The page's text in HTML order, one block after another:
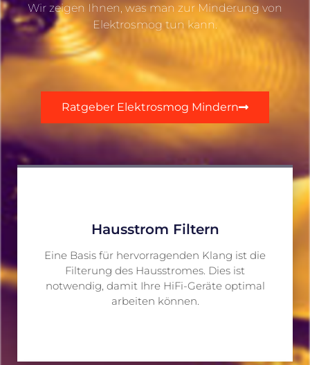
Wir zeigen Ihnen, was man zur Minderung von
Elektrosmog tun kann.
Ratgeber Elektrosmog Mindern
Hausstrom Filtern
Eine Basis für hervorragenden Klang ist die
Filterung des Hausstromes. Dies ist
notwendig, damit Ihre HiFi-Geräte optimal
arbeiten können.